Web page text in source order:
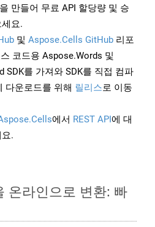
만들어 무료 API 할당량 및 승
요.
및 Aspose.Cells GitHub 리포
코드용 Aspose.Words 및
SDK를 가져와 SDK를 직접 컴파
다운로드를 위해 릴리스로 이동
에서 REST API에 대
.
온라인으로 변환: 빠